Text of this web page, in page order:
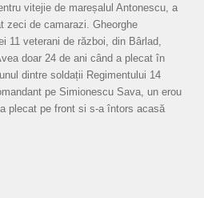
vitejie de mareșalul Antonescu, a
zeci de camarazi. Gheorghe
11 veterani de război, din Bârlad,
doar 24 de ani când a plecat în
dintre soldații Regimentului 14
pe Simionescu Sava, un erou
plecat pe front si s-a întors acasă